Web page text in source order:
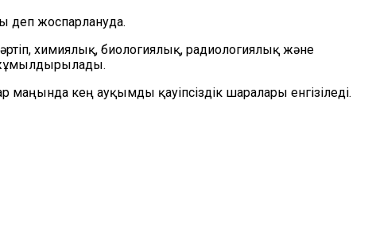
деп жоспарлануда.
химиялық, биологиялық, радиологиялық және
жұмылдырылады.
кең ауқымды қауіпсіздік шаралары енгізіледі.